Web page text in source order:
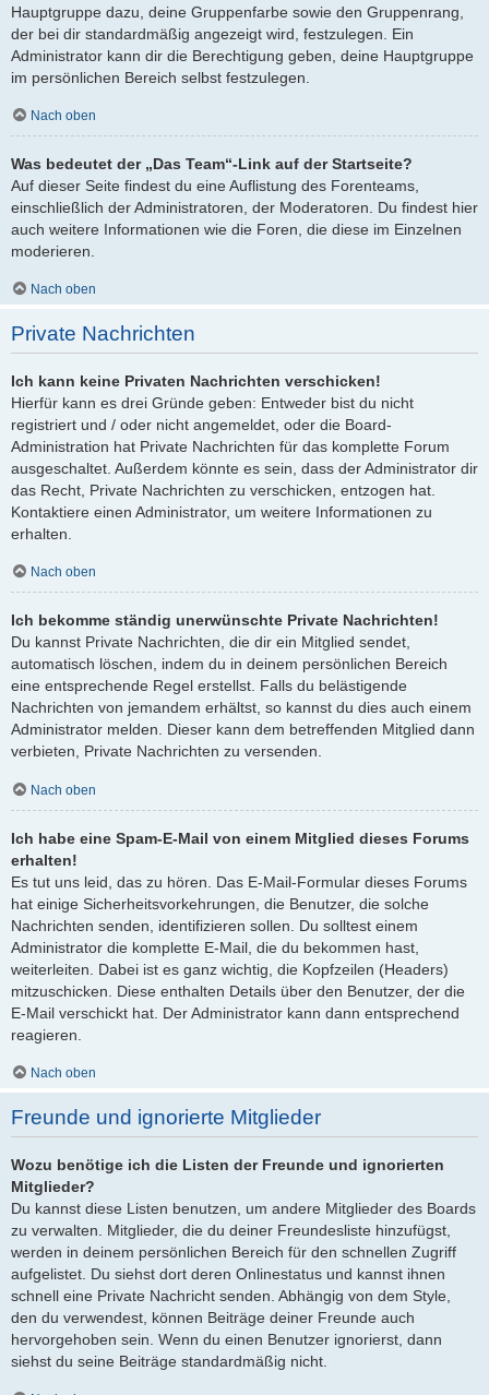
Hauptgruppe dazu, deine Gruppenfarbe sowie den Gruppenrang,
der bei dir standardmäßig angezeigt wird, festzulegen. Ein
Administrator kann dir die Berechtigung geben, deine Hauptgruppe
im persönlichen Bereich selbst festzulegen.
Nach oben
Was bedeutet der „Das Team“-Link auf der Startseite?
Auf dieser Seite findest du eine Auflistung des Forenteams,
einschließlich der Administratoren, der Moderatoren. Du findest hier
auch weitere Informationen wie die Foren, die diese im Einzelnen
moderieren.
Nach oben
Private Nachrichten
Ich kann keine Privaten Nachrichten verschicken!
Hierfür kann es drei Gründe geben: Entweder bist du nicht
registriert und / oder nicht angemeldet, oder die Board-
Administration hat Private Nachrichten für das komplette Forum
ausgeschaltet. Außerdem könnte es sein, dass der Administrator dir
das Recht, Private Nachrichten zu verschicken, entzogen hat.
Kontaktiere einen Administrator, um weitere Informationen zu
erhalten.
Nach oben
Ich bekomme ständig unerwünschte Private Nachrichten!
Du kannst Private Nachrichten, die dir ein Mitglied sendet,
automatisch löschen, indem du in deinem persönlichen Bereich
eine entsprechende Regel erstellst. Falls du belästigende
Nachrichten von jemandem erhältst, so kannst du dies auch einem
Administrator melden. Dieser kann dem betreffenden Mitglied dann
verbieten, Private Nachrichten zu versenden.
Nach oben
Ich habe eine Spam-E-Mail von einem Mitglied dieses Forums
erhalten!
Es tut uns leid, das zu hören. Das E-Mail-Formular dieses Forums
hat einige Sicherheitsvorkehrungen, die Benutzer, die solche
Nachrichten senden, identifizieren sollen. Du solltest einem
Administrator die komplette E-Mail, die du bekommen hast,
weiterleiten. Dabei ist es ganz wichtig, die Kopfzeilen (Headers)
mitzuschicken. Diese enthalten Details über den Benutzer, der die
E-Mail verschickt hat. Der Administrator kann dann entsprechend
reagieren.
Nach oben
Freunde und ignorierte Mitglieder
Wozu benötige ich die Listen der Freunde und ignorierten
Mitglieder?
Du kannst diese Listen benutzen, um andere Mitglieder des Boards
zu verwalten. Mitglieder, die du deiner Freundesliste hinzufügst,
werden in deinem persönlichen Bereich für den schnellen Zugriff
aufgelistet. Du siehst dort deren Onlinestatus und kannst ihnen
schnell eine Private Nachricht senden. Abhängig von dem Style,
den du verwendest, können Beiträge deiner Freunde auch
hervorgehoben sein. Wenn du einen Benutzer ignorierst, dann
siehst du seine Beiträge standardmäßig nicht.